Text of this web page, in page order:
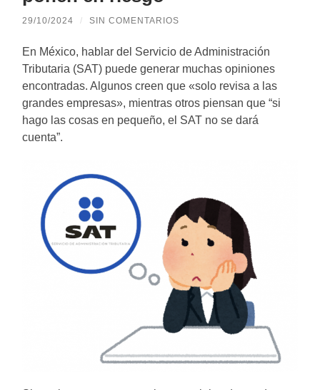
29/10/2024 / SIN COMENTARIOS
En México, hablar del Servicio de Administración
Tributaria (SAT) puede generar muchas opiniones
encontradas. Algunos creen que «solo revisa a las
grandes empresas», mientras otros piensan que “si
hago las cosas en pequeño, el SAT no se dará
cuenta”.